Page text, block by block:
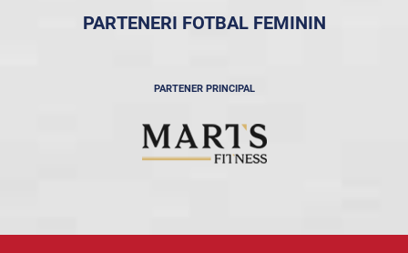
PARTENERI FOTBAL FEMININ
PARTENER PRINCIPAL